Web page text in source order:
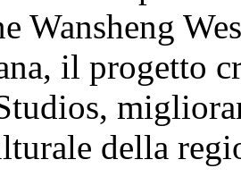
Wansheng
il progetto
della